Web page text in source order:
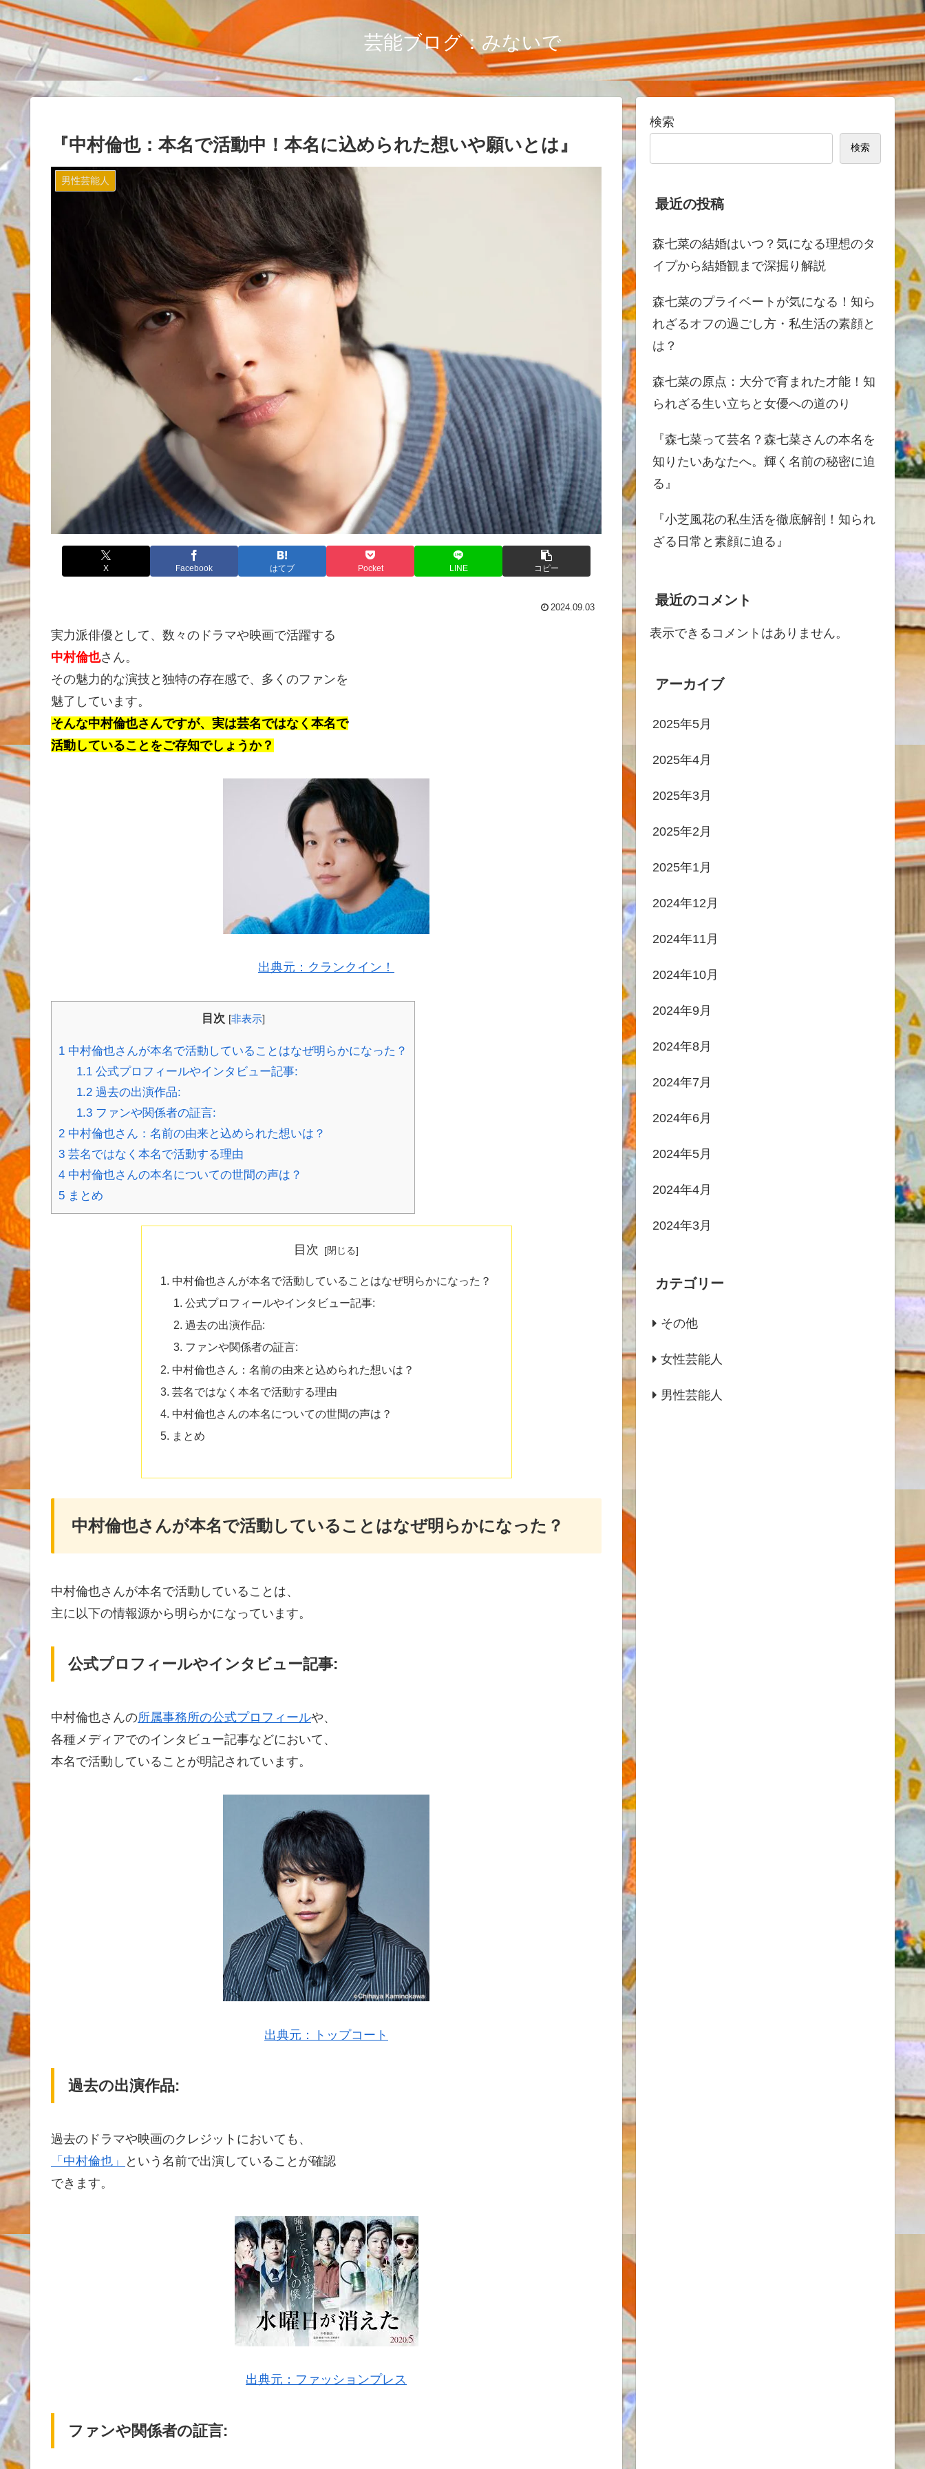
芸能ブログ：みないで
『中村倫也：本名で活動中！本名に込められた想いや願いとは』
男性芸能人
X Facebook はてブ Pocket LINE コピー
2024.09.03
実力派俳優として、数々のドラマや映画で活躍する
中村倫也さん。
その魅力的な演技と独特の存在感で、多くのファンを
魅了しています。
そんな中村倫也さんですが、実は芸名ではなく本名で
活動していることをご存知でしょうか？
出典元：クランクイン！
目次 [非表示]
1 中村倫也さんが本名で活動していることはなぜ明らかになった？
1.1公式プロフィールやインタビュー記事:
1.2過去の出演作品:
1.3ファンや関係者の証言:
2 中村倫也さん：名前の由来と込められた想いは？
3 芸名ではなく本名で活動する理由
4 中村倫也さんの本名についての世間の声は？
5 まとめ
目次
中村倫也さんが本名で活動していることはなぜ明らかになった？
公式プロフィールやインタビュー記事:
過去の出演作品:
ファンや関係者の証言:
中村倫也さん：名前の由来と込められた想いは？
芸名ではなく本名で活動する理由
中村倫也さんの本名についての世間の声は？
まとめ
中村倫也さんが本名で活動していることはなぜ明らかになった？
中村倫也さんが本名で活動していることは、
主に以下の情報源から明らかになっています。
公式プロフィールやインタビュー記事:
中村倫也さんの所属事務所の公式プロフィールや、
各種メディアでのインタビュー記事などにおいて、
本名で活動していることが明記されています。
出典元：トップコート
過去の出演作品:
過去のドラマや映画のクレジットにおいても、
「中村倫也」
という名前で出演していることが確認
できます。
出典元：ファッションプレス
ファンや関係者の証言:
検索
検索
最近の投稿
森七菜の結婚はいつ？気になる理想のタ
イプから結婚観まで深掘り解説
森七菜のプライベートが気になる！知ら
れざるオフの過ごし方・私生活の素顔と
は？
森七菜の原点：大分で育まれた才能！知
られざる生い立ちと女優への道のり
『森七菜って芸名？森七菜さんの本名を
知りたいあなたへ。輝く名前の秘密に迫
る』
『小芝風花の私生活を徹底解剖！知られ
ざる日常と素顔に迫る』
最近のコメント
表示できるコメントはありません。
アーカイブ
2025年5月
2025年4月
2025年3月
2025年2月
2025年1月
2024年12月
2024年11月
2024年10月
2024年9月
2024年8月
2024年7月
2024年6月
2024年5月
2024年4月
2024年3月
カテゴリー
その他
女性芸能人
男性芸能人